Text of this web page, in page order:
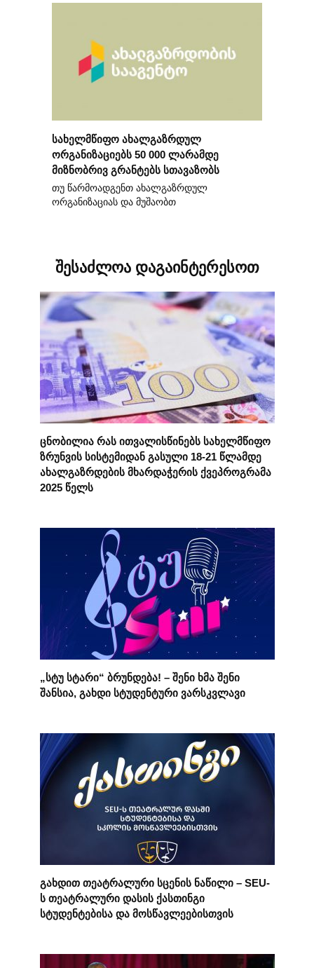
სახელმწიფო ახალგაზრდულ
ორგანიზაციებს 50 000 ლარამდე
მიზნობრივ გრანტებს სთავაზობს
თუ წარმოადგენთ ახალგაზრდულ
ორგანიზაციას და მუშაობთ
შესაძლოა დაგაინტერესოთ
ცნობილია რას ითვალისწინებს სახელმწიფო
ზრუნვის სისტემიდან გასული 18-21 წლამდე
ახალგაზრდების მხარდაჭერის ქვეპროგრამა
2025 წელს
„სტუ სტარი“ ბრუნდება! – შენი ხმა შენი
შანსია, გახდი სტუდენტური ვარსკვლავი
გახდით თეატრალური სცენის ნაწილი – SEU-
ს თეატრალური დასის ქასთინგი
სტუდენტებისა და მოსწავლეებისთვის